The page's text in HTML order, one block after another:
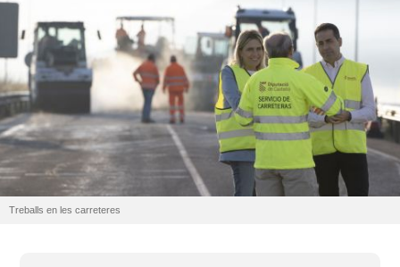
Treballs en les carreteres